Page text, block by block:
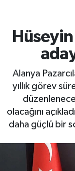
Alanya
yıllık görev
olacağını
daha güçlü bir
Diğer
Dünya
Ekonomi
Gizlilik
Güncel
Gündem
Haber Arşivi